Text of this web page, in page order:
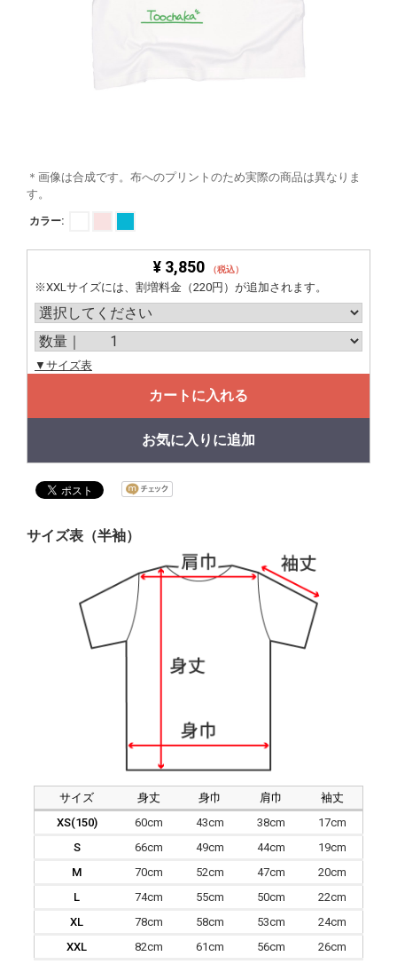
＊画像は合成です。布へのプリントのため実際の商品は異なりま
す。
カラー:
¥ 3,850 （税込）
※XXLサイズには、割増料金（220円）が追加されます。
▼サイズ表
カートに入れる
お気に入りに追加
サイズ表（半袖）
サイズ 身丈 身巾 肩巾
袖丈
XS(150)
60cm 43cm 38cm
17cm
S
66cm 49cm 44cm
19cm
M
70cm 52cm 47cm
20cm
L
74cm 55cm 50cm
22cm
XL
78cm 58cm 53cm
24cm
XXL
82cm 61cm 56cm 26cm